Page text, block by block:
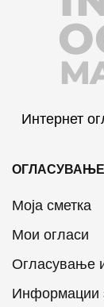
Интернет
ОГЛАСУВАЊЕ
Моја сметка
Мои огласи
Огласување
Информации